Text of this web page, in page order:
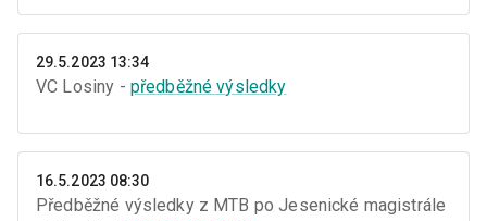
29.5.2023 13:34
VC Losiny - předběžné výsledky
16.5.2023 08:30
Předběžné výsledky z MTB po Jesenické magistrále